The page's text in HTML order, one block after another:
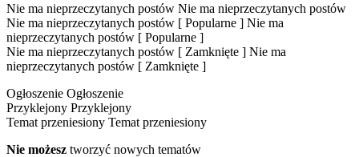
Nie ma nieprzeczytanych postów Nie ma nieprzeczytanych postów
Nie ma nieprzeczytanych postów [ Popularne ] Nie ma
nieprzeczytanych postów [ Popularne ]
Nie ma nieprzeczytanych postów [ Zamknięte ] Nie ma
nieprzeczytanych postów [ Zamknięte ]
Ogłoszenie Ogłoszenie
Przyklejony Przyklejony
Temat przeniesiony Temat przeniesiony
Nie możesz tworzyć nowych tematów